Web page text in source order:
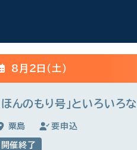
8月2日(土)
「ほんのもり号」といろい
粟島 要申込
開催終了